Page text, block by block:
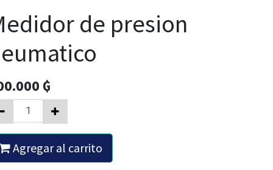
de presion
₲
Agregar al carrito